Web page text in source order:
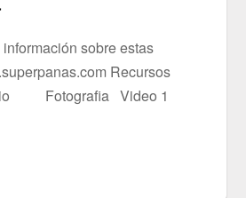
sobre estas
Recursos
Fotografia Video 1